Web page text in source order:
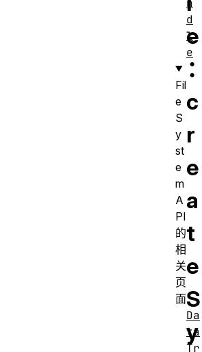
e
：
c
r
e
a
t
e
S
y
d
l
e
Fil
e
S
y
st
e
m
A
PI
的
相
关
页
面
Da
ta
Tr